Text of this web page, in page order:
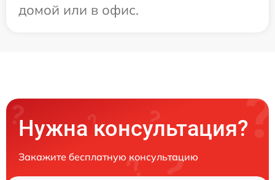
домой или в офис.
Нужна консультация?
Закажите бесплатную консультацию